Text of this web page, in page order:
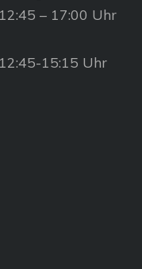
– 17:00 Uhr
15:15 Uhr